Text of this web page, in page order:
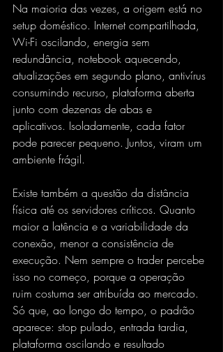
Na maioria das vezes, a origem está no
setup doméstico. Internet compartilhada,
Wi-Fi oscilando, energia sem
redundância, notebook aquecendo,
atualizações em segundo plano, antivírus
consumindo recurso, plataforma aberta
junto com dezenas de abas e
aplicativos. Isoladamente, cada fator
pode parecer pequeno. Juntos, viram um
ambiente frágil.
Existe também a questão da distância
física até os servidores críticos. Quanto
maior a latência e a variabilidade da
conexão, menor a consistência de
execução. Nem sempre o trader percebe
isso no começo, porque a operação
ruim costuma ser atribuída ao mercado.
Só que, ao longo do tempo, o padrão
aparece: stop pulado, entrada tardia,
plataforma oscilando e resultado